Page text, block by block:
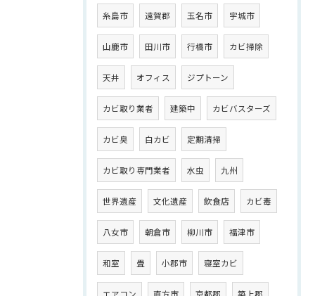
糸島市 遠賀郡 玉名市 宇城市
山鹿市 田川市 行橋市 カビ掃除
天井 オフィス ジプトーン
カビ取り業者 建築中 カビバスターズ
カビ臭 白カビ 定期清掃
カビ取り専門業者 水虫 九州
世界遺産 文化遺産 飲食店 カビ毒
八女市 朝倉市 柳川市 福津市
和室 畳 小郡市 寝室カビ